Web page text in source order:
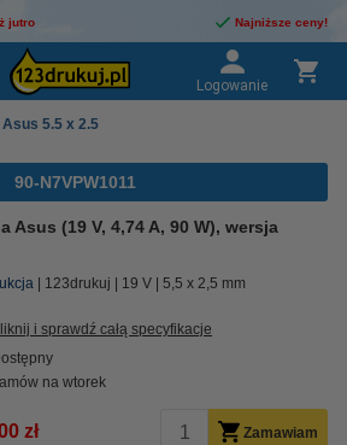
jutro Najniższe ceny!
Logowanie
5.5 x 2.5
90-N7VPW1011
Asus (19 V, 4,74 A, 90 W), wersja
123drukuj 19 V 5,5 x 2,5 mm
i sprawdź całą specyfikacje
na wtorek
zł Zamawiam